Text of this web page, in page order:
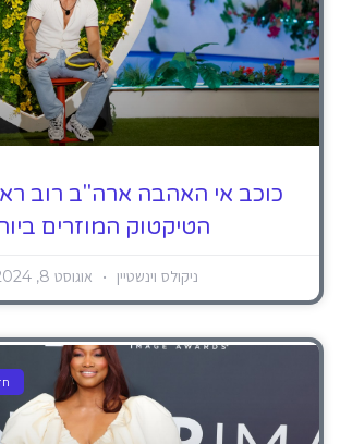
כוכב אי האהבה ארה"ב רוב
הטיקטוק המוזרים
ניקולס וינשטיין אוגוסט 8, 2024